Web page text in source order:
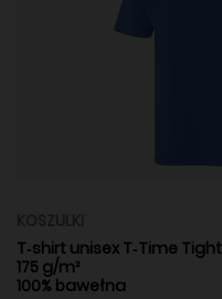
T‑shirt unisex T‑Time Tight
175 g/m²
100% bawełna